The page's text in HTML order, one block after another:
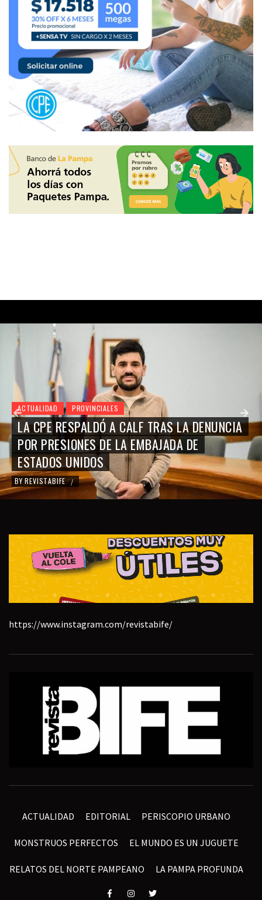
ACTUALIDAD PROVINCIALES
LA CPE RESPALDÓ A CALF TRAS LA DENUNCIA
POR PRESIONES DE LA EMBAJADA DE
ESTADOS UNIDOS
BY REVISTABIFE /
https://www.instagram.com/revistabife/
ACTUALIDAD EDITORIAL PERISCOPIO URBANO
MONSTRUOS PERFECTOS EL MUNDO ES UN JUGUETE
RELATOS DEL NORTE PAMPEANO LA PAMPA PROFUNDA
ElementoElementoElemento